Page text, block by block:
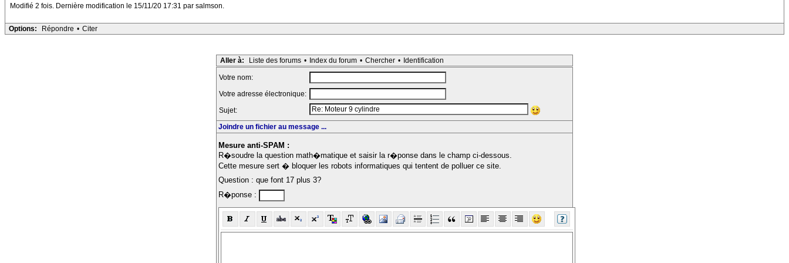
Modifié 2 fois. Dernière modification le 15/11/20 17:31 par salmson.
Options: Répondre • Citer
Aller à: Liste des forums • Index du forum • Chercher • Identification
Votre nom:
Votre adresse électronique:
Sujet:
Joindre un fichier au message ...
Mesure anti-SPAM :
R�soudre la question math�matique et saisir la r�ponse dans le champ ci-dessous.
Cette mesure sert � bloquer les robots informatiques qui tentent de polluer ce site.
Question : que font 17 plus 3?
R�ponse :